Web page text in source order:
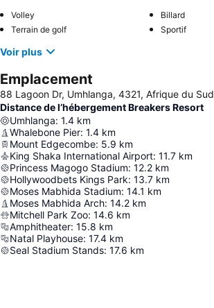
Volley
Billard
Terrain de golf
Sportif
Voir plus
Emplacement
88 Lagoon Dr, Umhlanga, 4321, Afrique du Sud
Distance de l’hébergement Breakers Resort
Umhlanga: 1.4 km
Whalebone Pier: 1.4 km
Mount Edgecombe: 5.9 km
King Shaka International Airport: 11.7 km
Princess Magogo Stadium: 12.2 km
Hollywoodbets Kings Park: 13.7 km
Moses Mabhida Stadium: 14.1 km
Moses Mabhida Arch: 14.2 km
Mitchell Park Zoo: 14.6 km
Amphitheater: 15.8 km
Natal Playhouse: 17.4 km
Seal Stadium Stands: 17.6 km